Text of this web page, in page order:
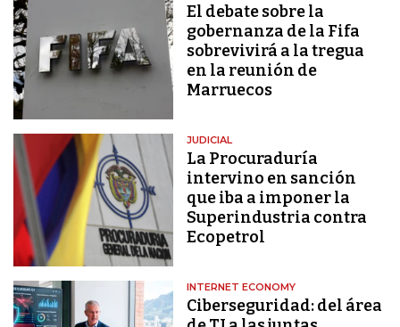
El debate sobre la
gobernanza de la Fifa
sobrevivirá a la tregua
en la reunión de
Marruecos
JUDICIAL
La Procuraduría
intervino en sanción
que iba a imponer la
Superindustria contra
Ecopetrol
INTERNET ECONOMY
Ciberseguridad: del área